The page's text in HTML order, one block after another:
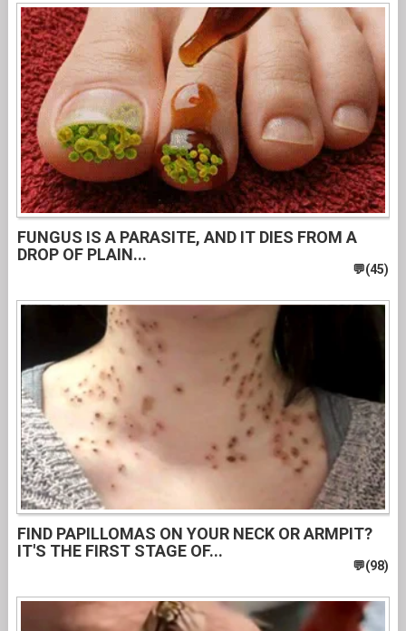
FUNGUS IS A PARASITE, AND IT DIES FROM A
DROP OF PLAIN...
FIND PAPILLOMAS ON YOUR NECK OR ARMPIT?
IT'S THE FIRST STAGE OF...